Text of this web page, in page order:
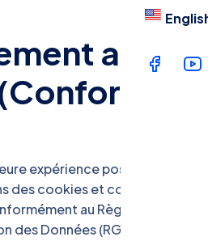
aux
expérience possible sur
des cookies et collectons
au Règlement
des Données (RGPD) de